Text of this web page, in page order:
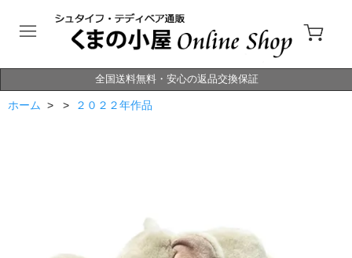
全国送料無料・安心の返品交換保証
ホーム > > ２０２２年作品